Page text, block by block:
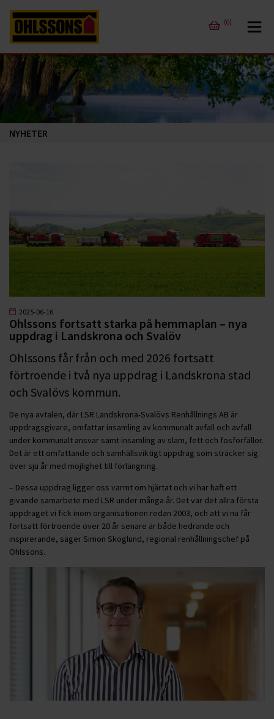
(0)
NYHETER
2025-06-16
Ohlssons fortsatt starka på hemmaplan – nya
uppdrag i Landskrona och Svalöv
Ohlssons får från och med 2026 fortsatt
förtroende i två nya uppdrag i Landskrona stad
och Svalövs kommun.
De nya avtalen, där LSR Landskrona-Svalövs Renhållnings AB är
uppdragsgivare, omfattar insamling av kommunalt avfall och avfall
under kommunalt ansvar samt insamling av slam, fett och fosforfällor.
Det är ett omfattande och samhällsviktigt uppdrag som sträcker sig
över sju år med möjlighet till förlängning.
– Dessa uppdrag ligger oss varmt om hjärtat och vi har haft ett
givande samarbete med LSR under många år. Det var det allra första
uppdraget vi fick inom organisationen redan 2003, och att vi nu får
fortsatt förtroende över 20 år senare är både hedrande och
inspirerande, säger Simon Skoglund, regional renhållningschef på
Ohlssons.